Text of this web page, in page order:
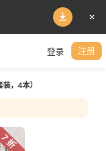
登录 注册
，4本）
7 折